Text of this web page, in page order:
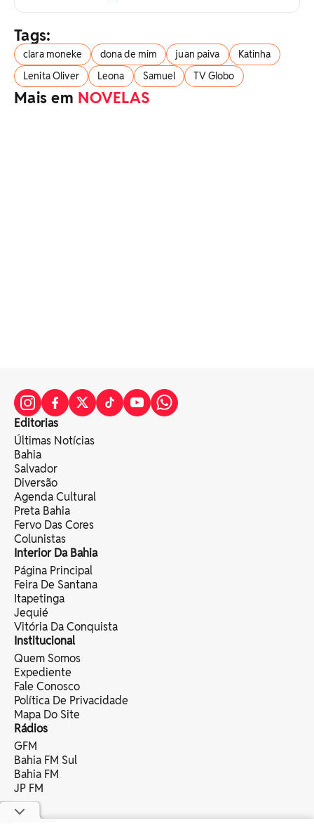
Tags:
clara moneke dona de mim juan paiva
Katinha
Lenita Oliver
Leona Samuel TV Globo
Mais em NOVELAS
Editorias
Últimas Notícias
Bahia
Salvador
Diversão
Agenda Cultural
Preta Bahia
Fervo Das Cores
Colunistas
Interior Da Bahia
Página Principal
Feira De Santana
Itapetinga
Jequié
Vitória Da Conquista
Institucional
Quem Somos
Expediente
Fale Conosco
Política De Privacidade
Mapa Do Site
Rádios
GFM
Bahia FM Sul
Bahia FM
JP FM